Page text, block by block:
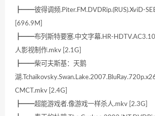
┣━━彼得调频.Piter.FM.DVDRip.(RUS).XviD-
[696.9M]
┣━━布列斯特要塞.中文字幕.HR-
人影视制作.mkv [2.1G]
┣━━柴可夫斯基：天鹅
湖
CMCT.mkv [2.4G]
┣━━超能游戏者.像游戏一样杀人.mkv [2.3G]